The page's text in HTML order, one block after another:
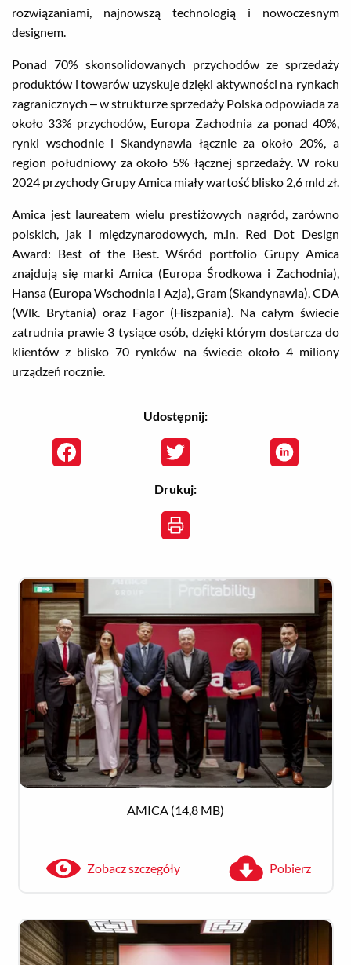
rozwiązaniami, najnowszą technologią i nowoczesnym
designem.
Ponad 70% skonsolidowanych przychodów ze sprzedaży
produktów i towarów uzyskuje dzięki aktywności na rynkach
zagranicznych – w strukturze sprzedaży Polska odpowiada za
około 33% przychodów, Europa Zachodnia za ponad 40%,
rynki wschodnie i Skandynawia łącznie za około 20%, a
region południowy za około 5% łącznej sprzedaży. W roku
2024 przychody Grupy Amica miały wartość blisko 2,6 mld zł.
Amica jest laureatem wielu prestiżowych nagród, zarówno
polskich, jak i międzynarodowych, m.in. Red Dot Design
Award: Best of the Best. Wśród portfolio Grupy Amica
znajdują się marki Amica (Europa Środkowa i Zachodnia),
Hansa (Europa Wschodnia i Azja), Gram (Skandynawia), CDA
(Wlk. Brytania) oraz Fagor (Hiszpania). Na całym świecie
zatrudnia prawie 3 tysiące osób, dzięki którym dostarcza do
klientów z blisko 70 rynków na świecie około 4 miliony
urządzeń rocznie.
Udostępnij:
Drukuj:
AMICA (14,8 MB)
Zobacz szczegóły Pobierz
Zobacz szczegóły Pobierz